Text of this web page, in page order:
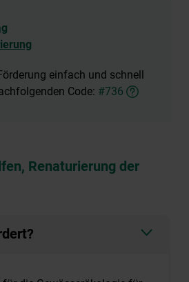
einfach und schnell
Code: #736
Renaturierung der